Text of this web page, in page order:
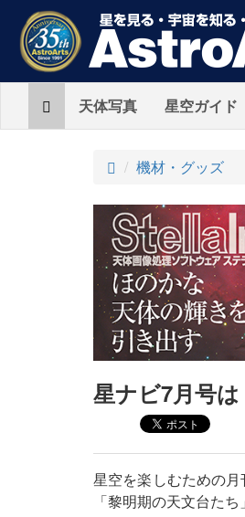
Home天体写真 星空ガイド
ト
プ
機材・グッズ
星ナビ7月号
星空を楽しむための
「黎明期の天文台た